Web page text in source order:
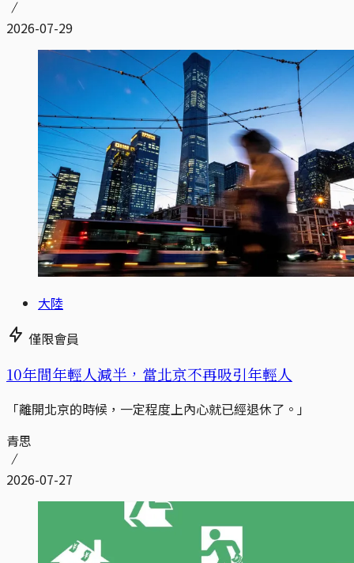
2026-07-29
大陸
僅限會員
10年間年輕人減半，當北京不再吸引年輕人
「離開北京的時候，一定程度上內心就已經退休了。」
青思
2026-07-27